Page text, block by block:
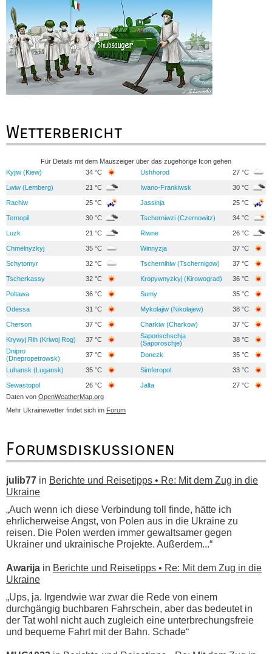
Wetterbericht
Für Details mit dem Mauszeiger über das zugehörige Icon gehen
Kyjiw (Kiew)
34 °C Ushhorod 27 °C
Lwiw (Lemberg) 21 °C Iwano-Frankiwsk 30 °C
Rachiw 25 °C Jassinja 25 °C
Ternopil 30 °C Tscherniwzi (Czernowitz) 34 °C
Luzk 21 °C Riwne 26 °C
Chmelnyzkyj 35 °C Winnyzja 37 °C
Schytomyr 32 °C Tschernihiw (Tschernigow) 37 °C
Tscherkassy 32 °C Kropywnyzkyj (Kirowograd) 36 °C
Poltawa 36 °C Sumy 35 °C
Odessa 31 °C Mykolajiw (Nikolajew) 38 °C
Cherson 37 °C Charkiw (Charkow) 37 °C
Krywyj Rih (Kriwoj Rog) 37 °C
Saporischschja
(Saporoschje)
38 °C
Dnipro
(Dnepropetrowsk)
37 °C Donezk 35 °C
Luhansk (Lugansk) 35 °C Simferopol 33 °C
Sewastopol 26 °C Jalta
27 °C
Daten von OpenWeatherMap.org
Mehr Ukrainewetter findet sich im Forum
Forumsdiskussionen
julib77 in Berichte und Reisetipps • Re: Mit dem Zug in die
Ukraine
„Auch wenn ich diese Verbindung toll finde, hätte ich
ehrlicherweise Angst, von Polen aus in die Ukraine zu
reisen. Die Polen werden immer gewaltsamer gegen
Ukrainer und ukrainische Projekte. Außerdem...“
Awarija in Berichte und Reisetipps • Re: Mit dem Zug in die
Ukraine
„Ups, ja. Irgendwie war zwar die Rede von einem
durchgängig buchbaren Fahrschein, aber das bedeutet in
der Tat wohl nicht auch zugleich eine unterbrechungsfreie
und bequeme Fahrt mit der Bahn. Schade“